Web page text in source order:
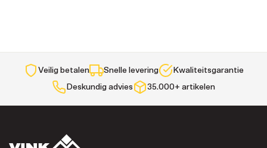
Veilig betalen Snelle levering
Kwaliteitsgarantie
Deskundig advies
35.000+ artikelen